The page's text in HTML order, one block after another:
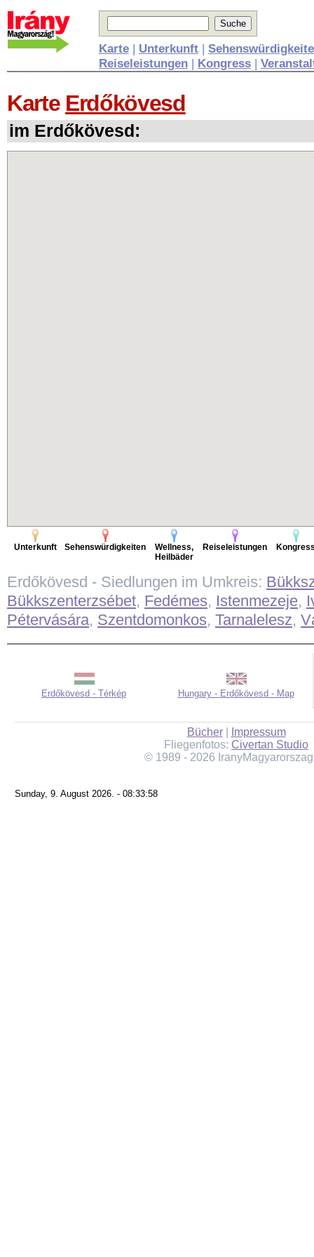
Karte| Unterkunft|
Reiseleistungen| Kongress|
Karte Erdőkövesd
im Erdőkövesd:
Unterkunft Sehenswürdigkeiten
Wellness,
Heilbäder
Reiseleistungen
Erdőkövesd - Siedlungen im Umkreis:
Bükkszenterzsébet, Fedémes, Istenmezeje,
Pétervására, Szentdomonkos, Tarnalelesz,
Erdőkövesd - Térkép Hungary - Erdőkövesd - Map
Bücher|
Impressum
Fliegenfotos: Civertan Studio
© 1989 - 2026
Sunday, 9. August 2026. - 08:33:58